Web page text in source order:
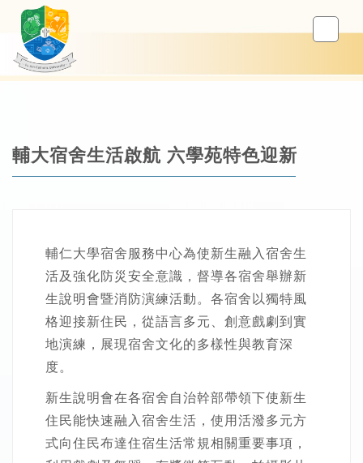
輔大宿舍生活啟航 六學苑特色迎新
輔仁大學宿舍服務中心為使新生融入宿舍生
活及強化防災安全意識，督導各宿舍舉辦新
生說明會暨消防演練活動。各宿舍以獨特風
格迎接新住民，從語言多元、創意戲劇到實
地演練，展現宿舍文化的多樣性與教育深
度。
新生說明會在各宿舍自治幹部帶領下使新生
住民能快速融入宿舍生活，使用活潑多元方
式向住民布達住宿生活常規相關重要事項，